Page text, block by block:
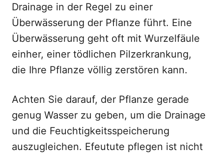
Drainage in der Regel zu einer
Überwässerung der Pflanze führt. Eine
Überwässerung geht oft mit Wurzelfäule
einher, einer tödlichen Pilzerkrankung,
die Ihre Pflanze völlig zerstören kann.
Achten Sie darauf, der Pflanze gerade
genug Wasser zu geben, um die Drainage
und die Feuchtigkeitsspeicherung
auszugleichen. Efeutute pflegen ist nicht